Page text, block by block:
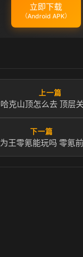
立即下载
（Android APK）
上一篇
克山顶怎么去 顶层
下一篇
王零氪能玩吗 零氪